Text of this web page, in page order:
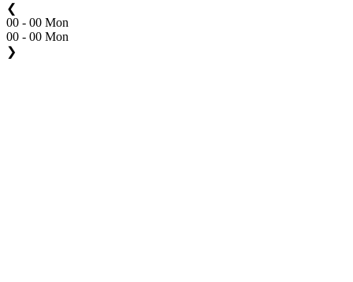
❮
00 - 00 Mon
00 - 00 Mon
❯